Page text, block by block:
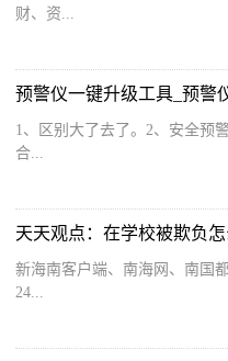
财、资...
预警仪一键升级工具_预警
1、区别大了去了。2、安全预
合...
新海南客户端、南海网、南国
24...